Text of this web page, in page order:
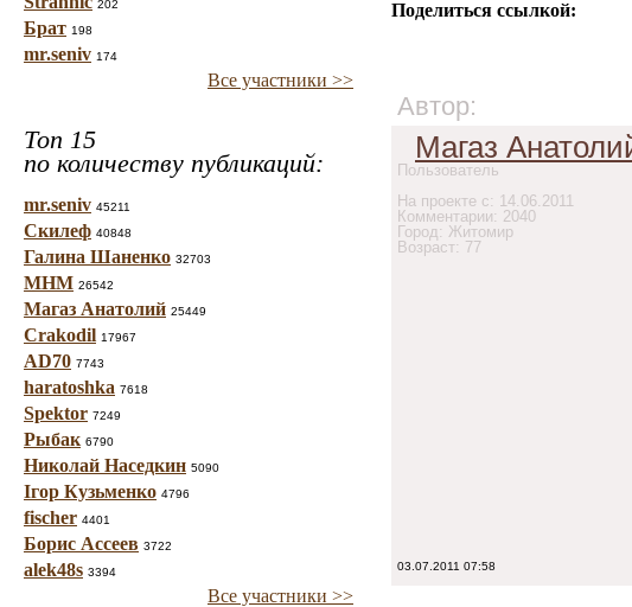
202
Брат 198
mr.seniv 174
Все участники >>
Топ 15
по количеству публикаций:
mr.seniv 45211
Скилеф 40848
Галина Шаненко 32703
МНМ 26542
Магаз Анатолий 25449
Crakodil 17967
AD70 7743
haratoshka 7618
Spektor 7249
Рыбак 6790
Николай Наседкин 5090
Ігор Кузьменко 4796
fischer 4401
Борис Ассеев 3722
alek48s 3394
Все участники >>
Поделиться ссылкой:
Автор:
Магаз
Пользователь
На проекте с: 14.06.2011
Комментарии: 2040
Город: Житомир
Возраст: 77
03.07.2011 07:58